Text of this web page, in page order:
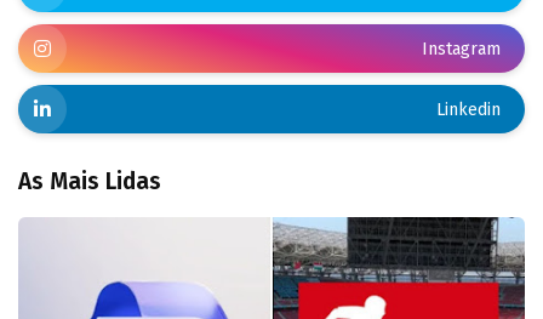
Instagram
Linkedin
As Mais Lidas